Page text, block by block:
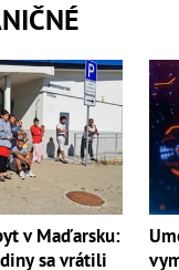
v Maďarsku:
sa vrátili